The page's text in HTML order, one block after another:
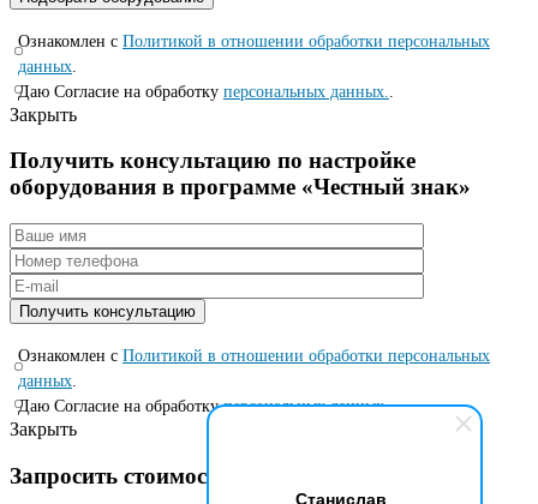
Станислав
Ознакомлен с Политикой в отношении обработки персональных
данных
Даю Согласие на обработку персональных данных.
Закрыть
Получить консультацию по настройке
оборудования в программе «Честный знак»
Ознакомлен с Политикой в отношении обработки персональных
данных.
Даю Согласие на обработкуперсональных данных..
Закрыть
Запросить стоимость по специальной цене